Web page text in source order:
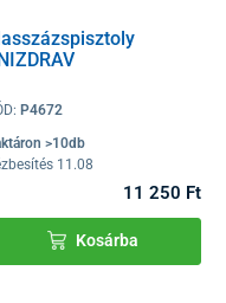
P4672
>10db
11.08
11 250 Ft
Kosárba